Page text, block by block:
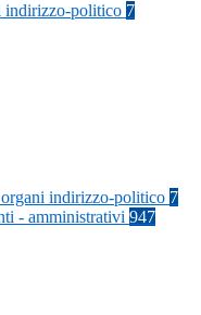
indirizzo-politico 7
indirizzo-politico 7
- amministrativi 947